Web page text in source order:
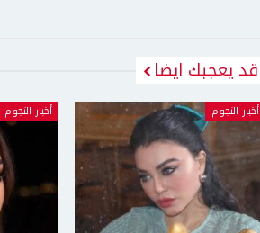
قد يعجبك ايضا
أخبار النجوم أخبار النجوم